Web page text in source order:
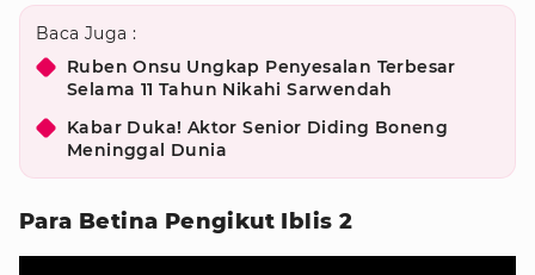
Baca Juga :
Ruben Onsu Ungkap Penyesalan Terbesar
Selama 11 Tahun Nikahi Sarwendah
Kabar Duka! Aktor Senior Diding Boneng
Meninggal Dunia
Para Betina Pengikut Iblis 2